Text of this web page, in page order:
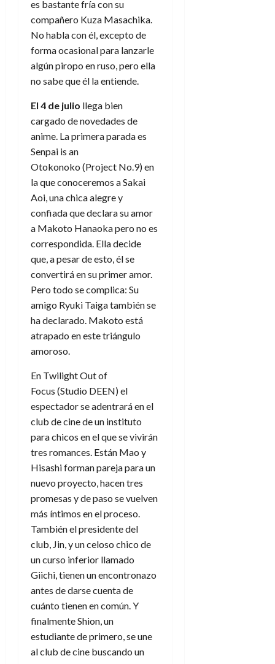
es bastante fría con su
compañero Kuza Masachika.
No habla con él, excepto de
forma ocasional para lanzarle
algún piropo en ruso, pero ella
no sabe que él la entiende.
El 4 de julio llega bien
cargado de novedades de
anime. La primera parada es
Senpai is an
Otokonoko (Project No.9) en
la que conoceremos a Sakai
Aoi, una chica alegre y
confiada que declara su amor
a Makoto Hanaoka pero no es
correspondida. Ella decide
que, a pesar de esto, él se
convertirá en su primer amor.
Pero todo se complica: Su
amigo Ryuki Taiga también se
ha declarado. Makoto está
atrapado en este triángulo
amoroso.
En Twilight Out of
Focus (Studio DEEN) el
espectador se adentrará en el
club de cine de un instituto
para chicos en el que se vivirán
tres romances. Están Mao y
Hisashi forman pareja para un
nuevo proyecto, hacen tres
promesas y de paso se vuelven
más íntimos en el proceso.
También el presidente del
club, Jin, y un celoso chico de
un curso inferior llamado
Giichi, tienen un encontronazo
antes de darse cuenta de
cuánto tienen en común. Y
finalmente Shion, un
estudiante de primero, se une
al club de cine buscando un